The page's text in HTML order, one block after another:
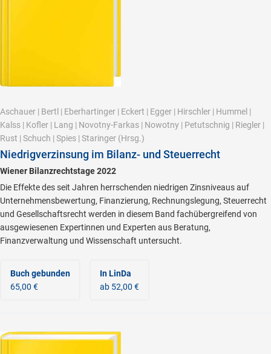
Aschauer | Bertl | Eberhartinger | Eckert | Egger | Hirschler | Hummel |
Kalss | Kofler | Lang | Novotny-Farkas | Nowotny | Petutschnig | Riegler |
Rust | Schuch | Spies | Staringer (Hrsg.)
Niedrigverzinsung im Bilanz- und Steuerrecht
Wiener Bilanzrechtstage 2022
Die Effekte des seit Jahren herrschenden niedrigen Zinsniveaus auf
Unternehmensbewertung, Finanzierung, Rechnungslegung, Steuerrecht
und Gesellschaftsrecht werden in diesem Band fachübergreifend von
ausgewiesenen Expertinnen und Experten aus Beratung,
Finanzverwaltung und Wissenschaft untersucht.
Buch gebunden
65,00 €
In LinDa
ab 52,00 €